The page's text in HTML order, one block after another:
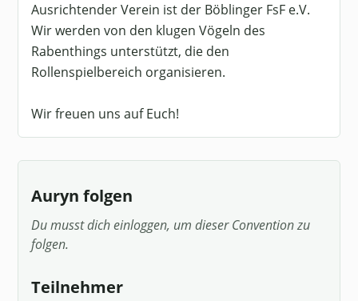
Ausrichtender Verein ist der Böblinger FsF e.V.
Wir werden von den klugen Vögeln des
Rabenthings unterstützt, die den
Rollenspielbereich organisieren.
Wir freuen uns auf Euch!
Auryn folgen
Du musst dich einloggen, um dieser Convention zu
folgen.
Teilnehmer